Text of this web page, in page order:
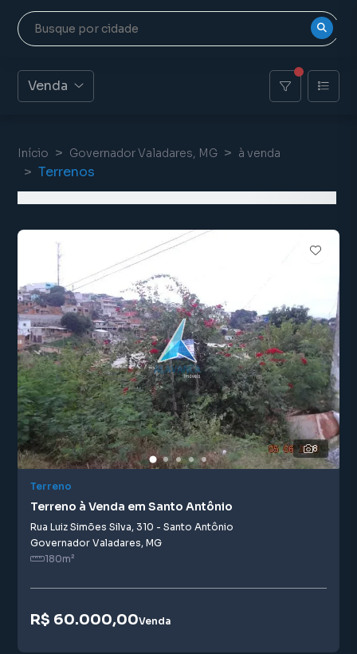
Venda
Início Governador Valadares, MG à venda
Terrenos
8
Terreno
Terreno à Venda em Santo Antônio
Rua Luiz Simões Silva, 310 - Santo Antônio
Governador Valadares, MG
180m²
R$ 60.000,00Venda